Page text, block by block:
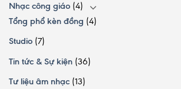
Nhạc công giáo (4)
Tổng phổ kèn đồng (4)
Studio (7)
Tin tức & Sự kiện (36)
Tư liệu âm nhạc (13)